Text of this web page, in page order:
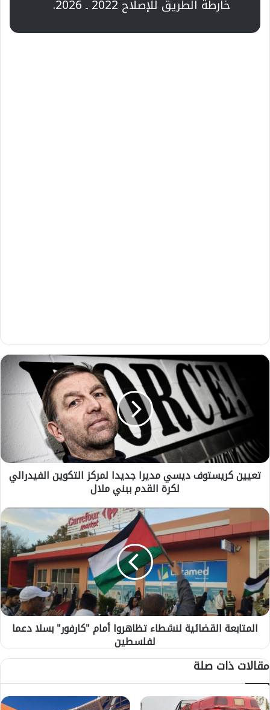
خارطة الطريق للإصلاح 2022 ـ 2026.
ت
س
د
ي
س
ي
م
د
ي
ر
ا
د
د
ل
م
تعيين كريستوف ديسي مديرا جديدا لمركز التكوين الفيدرالي
لكرة القدم ببني ملال
ا
ل
م
ت
ا
ب
ع
ة
ا
ق
ا
ة
المتابعة القضائية لنشطاء تظاهروا أمام "كارفور" بسلا دعما
لفلسطين
مقالات ذات صلة